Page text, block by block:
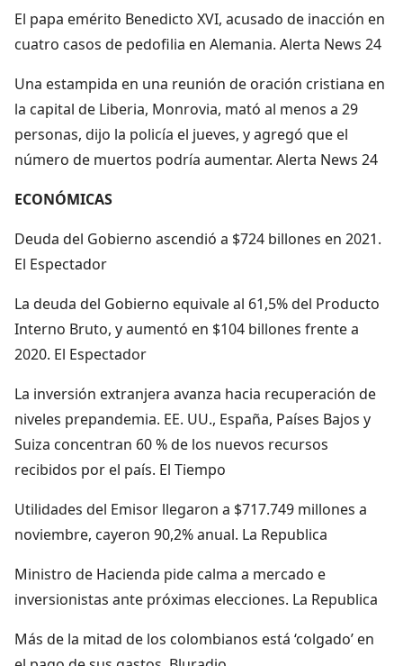
El papa emérito Benedicto XVI, acusado de inacción en
cuatro casos de pedofilia en Alemania. Alerta News 24
Una estampida en una reunión de oración cristiana en
la capital de Liberia, Monrovia, mató al menos a 29
personas, dijo la policía el jueves, y agregó que el
número de muertos podría aumentar. Alerta News 24
ECONÓMICAS
Deuda del Gobierno ascendió a $724 billones en 2021.
El Espectador
La deuda del Gobierno equivale al 61,5% del Producto
Interno Bruto, y aumentó en $104 billones frente a
2020. El Espectador
La inversión extranjera avanza hacia recuperación de
niveles prepandemia. EE. UU., España, Países Bajos y
Suiza concentran 60 % de los nuevos recursos
recibidos por el país. El Tiempo
Utilidades del Emisor llegaron a $717.749 millones a
noviembre, cayeron 90,2% anual. La Republica
Ministro de Hacienda pide calma a mercado e
inversionistas ante próximas elecciones. La Republica
Más de la mitad de los colombianos está ‘colgado’ en